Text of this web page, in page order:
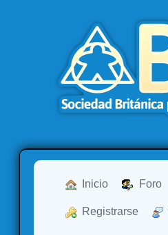
Inicio Foro
Registrarse